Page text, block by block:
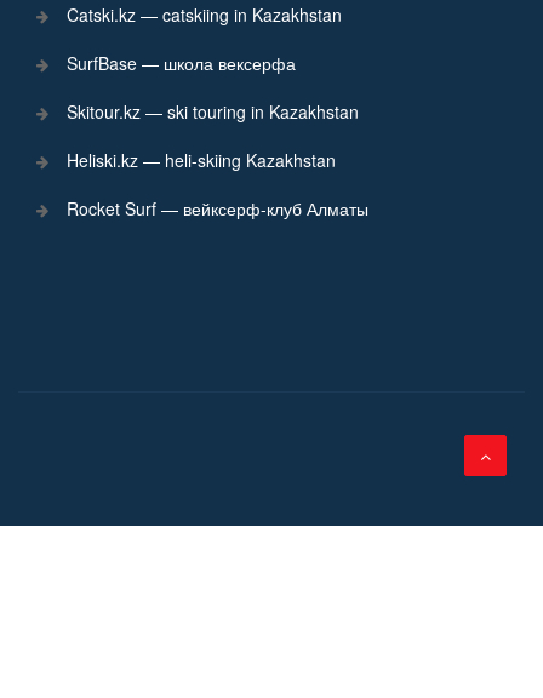
Catski.kz — catskiing in Kazakhstan
SurfBase — школа вексерфа
Skitour.kz — ski touring in Kazakhstan
Heliski.kz — heli-skiing Kazakhstan
Rocket Surf — вейксерф-клуб Алматы